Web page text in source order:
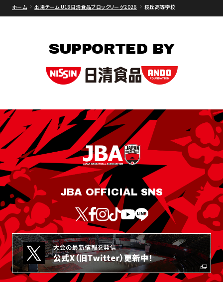
ホーム 出場チーム U18日清食品ブロックリーグ2026 桜丘高等学校
SUPPORTED BY
JBA OFFICIAL SNS